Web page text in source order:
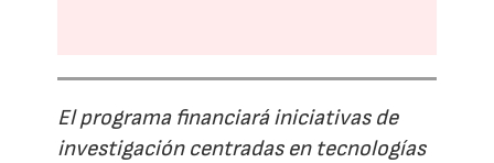
El programa financiará iniciativas de
investigación centradas en tecnologías